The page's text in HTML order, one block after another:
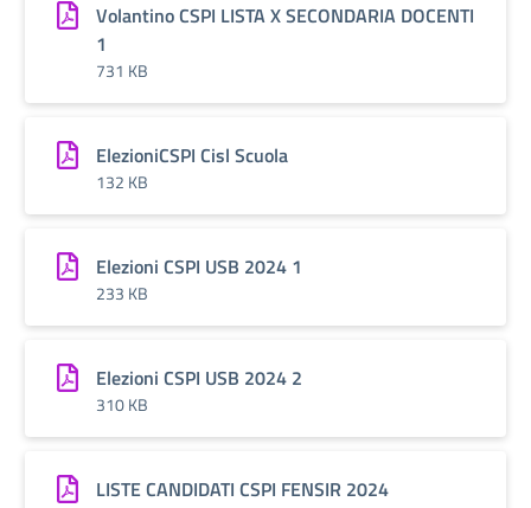
Volantino CSPI LISTA X SECONDARIA DOCENTI
1
731 KB
ElezioniCSPI Cisl Scuola
132 KB
Elezioni CSPI USB 2024 1
233 KB
Elezioni CSPI USB 2024 2
310 KB
LISTE CANDIDATI CSPI FENSIR 2024